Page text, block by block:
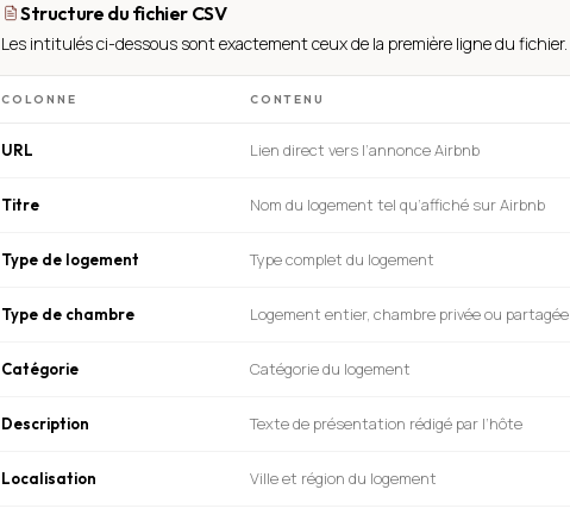
Structure du fichier CSV
Les intitulés ci-dessous sont exactement ceux de la première ligne du fichier.
COLONNE CONTENU
URL Lien direct vers l’annonce Airbnb
Titre Nom du logement tel qu’affiché sur Airbnb
Type de logement Type complet du logement
Type de chambre Logement entier, chambre privée ou partagée
Catégorie Catégorie du logement
Description Texte de présentation rédigé par l’hôte
Localisation Ville et région du logement